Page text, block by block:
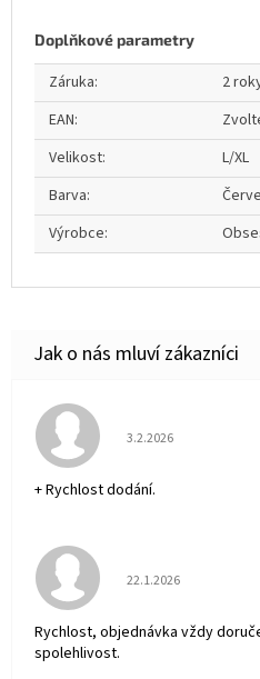
Doplňkové parametry
Záruka:
2
EAN:
Velikost:
L/XL
Barva:
Výrobce:
Hodnocení obchodu
3.2.2026
+ Rychlost dodání.
Hodnocení obchodu
22.1.2026
Rychlost, objednávka vždy
spolehlivost.